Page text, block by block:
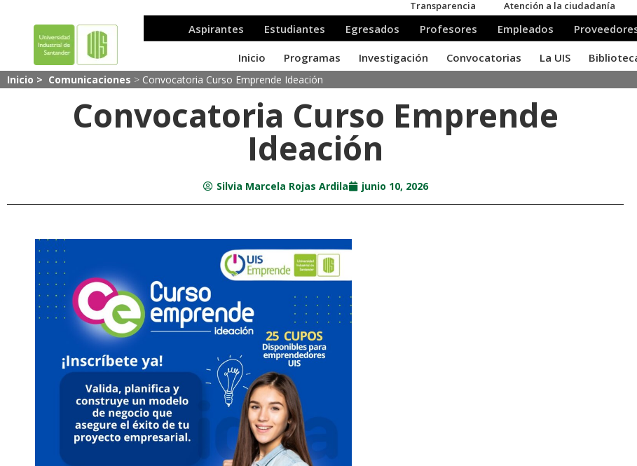
Inicio > Comunicaciones > Convocatoria Curso Emprende Ideación
Convocatoria Curso Emprende
Ideación
Silvia Marcela Rojas Ardila junio 10, 2026